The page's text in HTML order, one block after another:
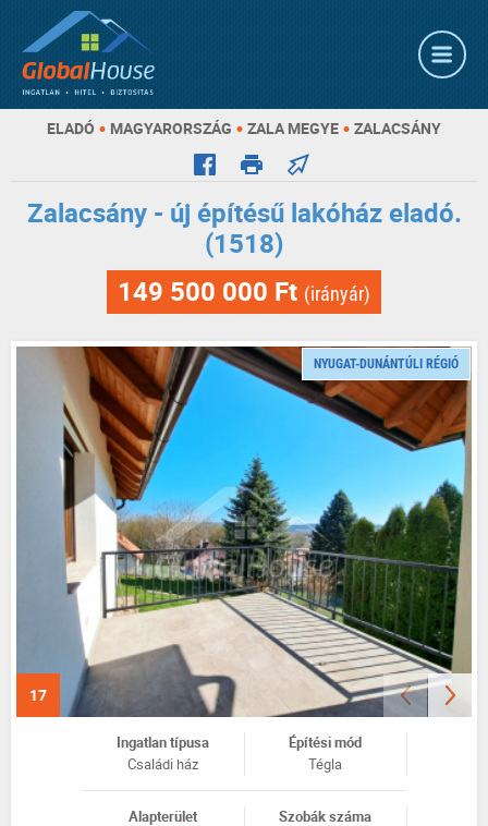
ELADÓ • MAGYARORSZÁG • ZALA MEGYE • ZALACSÁNY
Zalacsány - új építésű lakóház eladó.
(1518)
149 500 000 Ft (irányár)
NYUGAT-DUNÁNTÚLI RÉGIÓ
17
Ingatlan típusa
Családi ház
Építési mód
Tégla
Alapterület
Szobák száma